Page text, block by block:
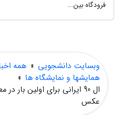
فرودگاه بین...
وبسایت دانشجویی » همه
همایشها و نمایشگاه ها »
ال 90 ایرانی برای اولین
عکس